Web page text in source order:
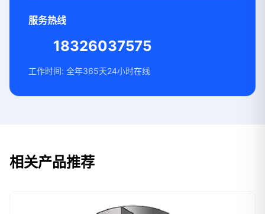
服务热线
18326037575
工作时间: 全年365天24小时在线
相关产品推荐